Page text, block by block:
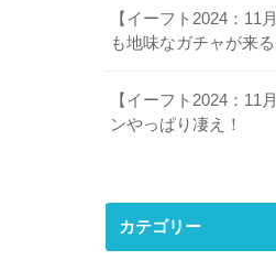
【イーフト2024：11
も地味なガチャが来る
【イーフト2024：11
ンやっぱり凄え！
カテゴリー